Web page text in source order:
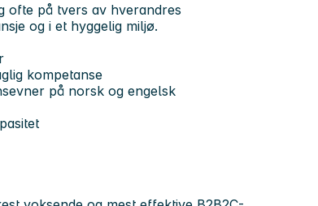
ofte på tvers av hverandres
og i et hyggelig miljø.
kompetanse
på norsk og engelsk